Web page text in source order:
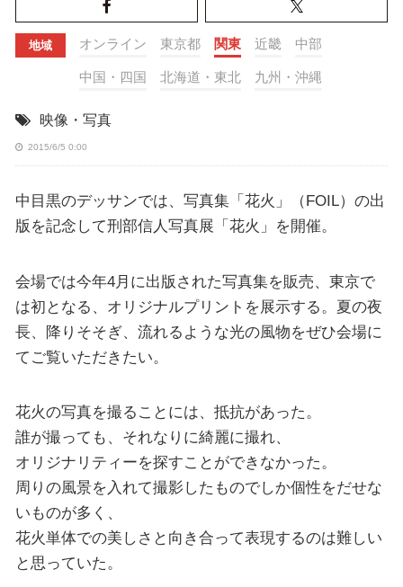
地域 オンライン 東京都 関東 近畿 中部
中国・四国 北海道・東北 九州・沖縄
映像・写真
2015/6/5 0:00
中目黒のデッサンでは、写真集「花火」（FOIL）の出
版を記念して刑部信人写真展「花火」を開催。
会場では今年4月に出版された写真集を販売、東京で
は初となる、オリジナルプリントを展示する。夏の夜
長、降りそそぎ、流れるような光の風物をぜひ会場に
てご覧いただきたい。
花火の写真を撮ることには、抵抗があった。
誰が撮っても、それなりに綺麗に撮れ、
オリジナリティーを探すことができなかった。
周りの風景を入れて撮影したものでしか個性をだせな
いものが多く、
花火単体での美しさと向き合って表現するのは難しい
と思っていた。